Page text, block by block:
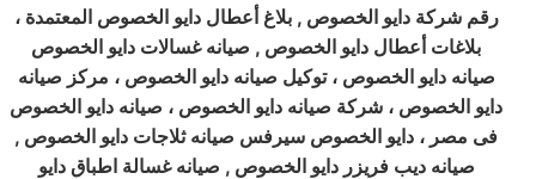
رقم شركة دايو الخصوص , بلاغ أعطال دايو الخصوص المعتمدة ،
بلاغات أعطال دايو الخصوص , صيانه غسالات دايو الخصوص
صيانه دايو الخصوص ، توكيل صيانه دايو الخصوص ، مركز صيانه
دايو الخصوص ، شركة صيانه دايو الخصوص ، صيانه دايو الخصوص
فى مصر ، دايو الخصوص سيرفس صيانه ثلاجات دايو الخصوص ,
صيانه ديب فريزر دايو الخصوص , صيانه غسالة اطباق دايو